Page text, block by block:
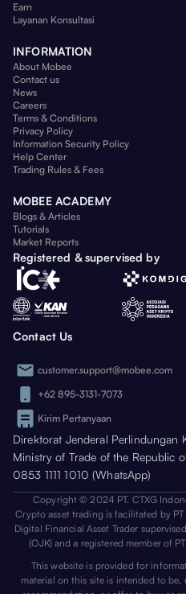
Earn
Layanan Konsultasi
INFORMATION
About Mobee
Contact us
News
Careers
Terms & Conditions
Privacy Policy
Information Security Policy
Help Center
Trading Rules & Fees
MOBEE ACADEMY
Blogs & Articles
Tutorials
Market Reports
Registered & supervised by
Contact Us
customer.support@mobee.com
+62 895-3131-7073
Kirim Pertanyaan
Direktorat Jenderal Perlindungan
Ministry of Trade of the Republic
0853 1111 1010 (WhatsApp)
Copyright © 2024 PT. CTXG
Crypto asset trading is facilitated by
Digital Financial Asset Trader
(OJK) and a registered member of
This website is provided for
material on this site is intended to